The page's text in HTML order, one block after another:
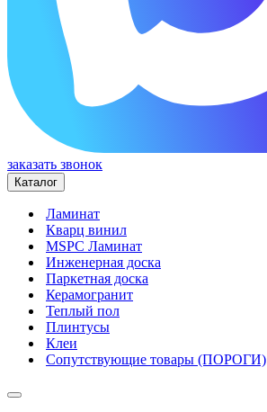
заказать звонок
Каталог
Ламинат
Кварц винил
MSPC Ламинат
Инженерная доска
Паркетная доска
Керамогранит
Теплый пол
Плинтусы
Клеи
Сопутствующие товары (ПОРОГИ)